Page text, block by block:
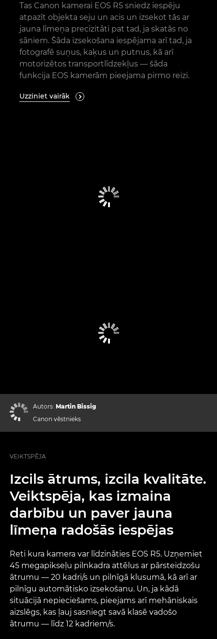
Tas Canon kamerai EOS R5 sniedz iespēju
atpazīt objekta seju un acis un izsekot tās ar
jauna līmeņa precizitāti pat tad, ja skatās no
sāniem. Šāda izsekošana iespējama arī tad, ja
fotografē suņus, kaķus un putnus, kā arī
motorizētos transportlīdzekļus — šāda
funkcija EOS kamerām pieejama pirmo reizi.
Uzziniet vairāk 
VEIKTSPĒJA
Izcils ātrums, izcila kvalitāte.
Veiktspēja, kas izmaina
darbību un paver jauna
līmeņa radošās iespējas
Reti kura kamera var līdzināties EOS R5. Uzņemiet
45 megapikseļu pilnkadra attēlus ar pārsteidzošu
ātrumu — 20 kadri/s un pilnīgā klusumā, kā arī ar
pilnīgu automātisko izsekošanu. Un, ja kādā
situācijā nepieciešams, pieejams arī mehāniskais
aizslēgs, kas ļauj sasniegt savā klasē vadošo
ātrumu — līdz 12 kadriem/s.
Autors: Martin Bissig
Canon vēstnieks